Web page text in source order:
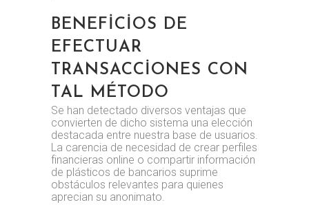
BENEFICIOS DE
EFECTUAR
TRANSACCIONES CON
TAL MÉTODO
Se han detectado diversos ventajas que
convierten de dicho sistema una elección
destacada entre nuestra base de usuarios.
La carencia de necesidad de crear perfiles
financieras online o compartir información
de plásticos de bancarios suprime
obstáculos relevantes para quienes
aprecian su anonimato.